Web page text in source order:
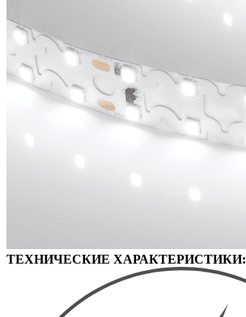
ТЕХНИЧЕСКИЕ ХАРАКТЕРИСТИКИ: